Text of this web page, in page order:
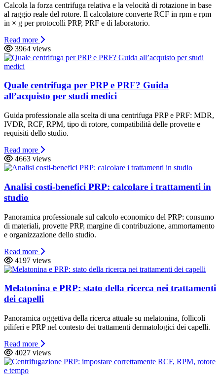
Calcola la forza centrifuga relativa e la velocità di rotazione in base
al raggio reale del rotore. Il calcolatore converte RCF in rpm e rpm
in × g per protocolli PRP, PRF e di laboratorio.
Read more
3964 views
Quale centrifuga per PRP e PRF? Guida
all’acquisto per studi medici
Guida professionale alla scelta di una centrifuga PRP e PRF: MDR,
IVDR, RCF, RPM, tipo di rotore, compatibilità delle provette e
requisiti dello studio.
Read more
4663 views
Analisi costi-benefici PRP: calcolare i trattamenti in
studio
Panoramica professionale sul calcolo economico del PRP: consumo
di materiali, provette PRP, margine di contribuzione, ammortamento
e organizzazione dello studio.
Read more
4197 views
Melatonina e PRP: stato della ricerca nei trattamenti
dei capelli
Panoramica oggettiva della ricerca attuale su melatonina, follicoli
piliferi e PRP nel contesto dei trattamenti dermatologici dei capelli.
Read more
4027 views